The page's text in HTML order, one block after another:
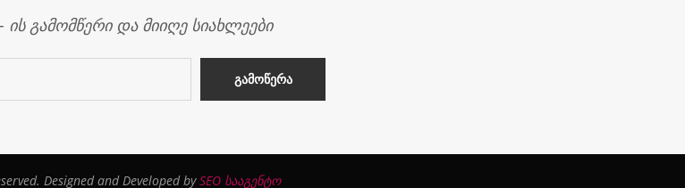
ის გამომწერი და მიიღე სიახლეები
Designed and Developed bySEO სააგენტო